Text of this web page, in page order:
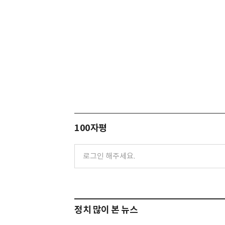
100자평
정치 많이 본 뉴스